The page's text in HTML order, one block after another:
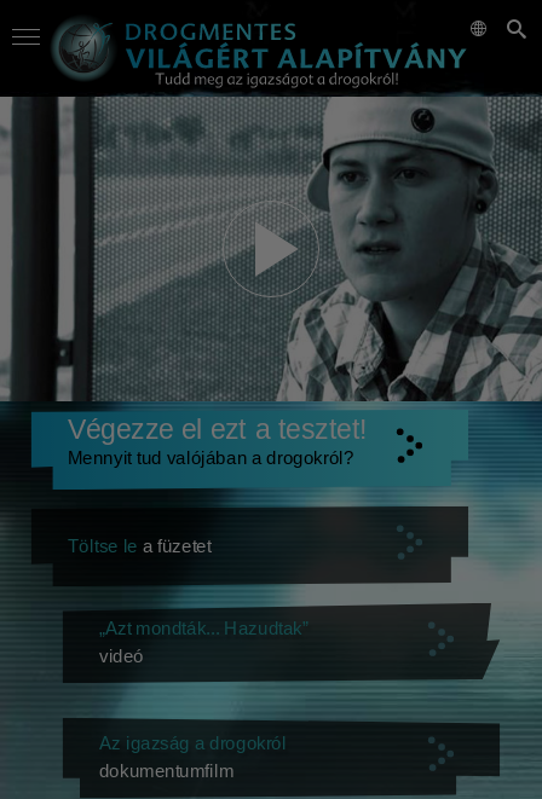
Végezze el ezt a tesztet!
Mennyit tud valójában a drogokról?
Töltse le a füzetet
„Azt mondták... Hazudtak”
videó
Az igazság a drogokról
dokumentumfilm